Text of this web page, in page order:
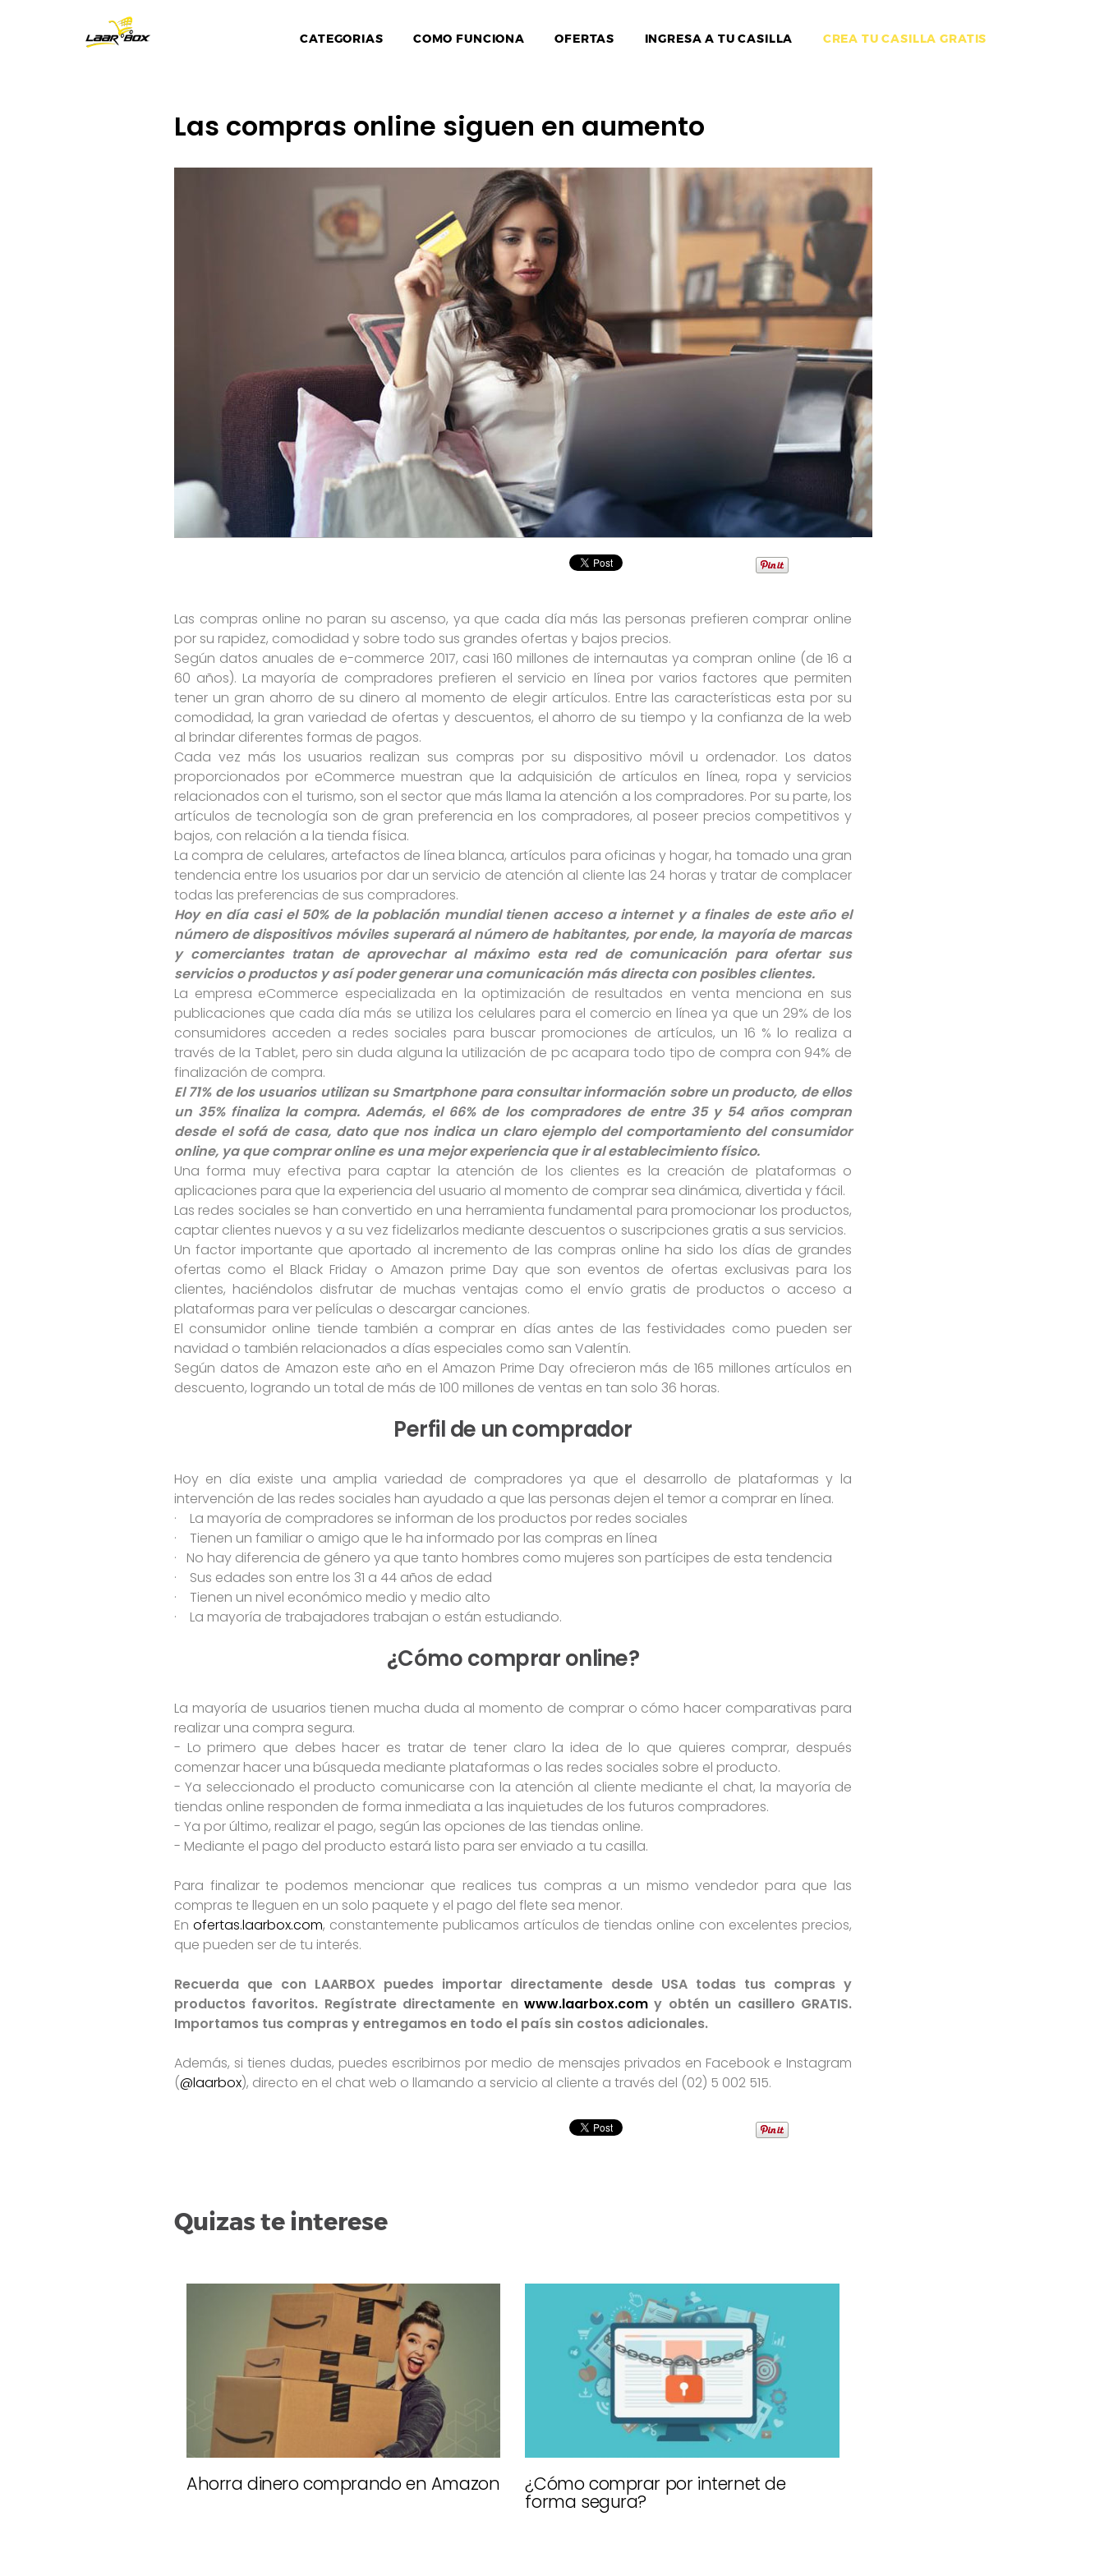
CATEGORIAS COMO FUNCIONA OFERTAS INGRESA A TU CASILLA CREA TU CASILLA GRATIS
Las compras online siguen en aumento
Las compras online no paran su ascenso, ya que cada día más las personas prefieren comprar online
por su rapidez, comodidad y sobre todo sus grandes ofertas y bajos precios.
Según datos anuales de e-commerce 2017, casi 160 millones de internautas ya compran online (de 16 a
60 años). La mayoría de compradores prefieren el servicio en línea por varios factores que permiten
tener un gran ahorro de su dinero al momento de elegir artículos. Entre las características esta por su
comodidad, la gran variedad de ofertas y descuentos, el ahorro de su tiempo y la confianza de la web
al brindar diferentes formas de pagos.
Cada vez más los usuarios realizan sus compras por su dispositivo móvil u ordenador. Los datos
proporcionados por eCommerce muestran que la adquisición de artículos en línea, ropa y servicios
relacionados con el turismo, son el sector que más llama la atención a los compradores. Por su parte, los
artículos de tecnología son de gran preferencia en los compradores, al poseer precios competitivos y
bajos, con relación a la tienda física.
La compra de celulares, artefactos de línea blanca, artículos para oficinas y hogar, ha tomado una gran
tendencia entre los usuarios por dar un servicio de atención al cliente las 24 horas y tratar de complacer
todas las preferencias de sus compradores.
Hoy en día casi el 50% de la población mundial tienen acceso a internet y a finales de este año el
número de dispositivos móviles superará al número de habitantes, por ende, la mayoría de marcas
y comerciantes tratan de aprovechar al máximo esta red de comunicación para ofertar sus
servicios o productos y así poder generar una comunicación más directa con posibles clientes.
La empresa eCommerce especializada en la optimización de resultados en venta menciona en sus
publicaciones que cada día más se utiliza los celulares para el comercio en línea ya que un 29% de los
consumidores acceden a redes sociales para buscar promociones de artículos, un 16 % lo realiza a
través de la Tablet, pero sin duda alguna la utilización de pc acapara todo tipo de compra con 94% de
finalización de compra.
El 71% de los usuarios utilizan su Smartphone para consultar información sobre un producto, de ellos
un 35% finaliza la compra. Además, el 66% de los compradores de entre 35 y 54 años compran
desde el sofá de casa, dato que nos indica un claro ejemplo del comportamiento del consumidor
online, ya que comprar online es una mejor experiencia que ir al establecimiento físico.
Una forma muy efectiva para captar la atención de los clientes es la creación de plataformas o
aplicaciones para que la experiencia del usuario al momento de comprar sea dinámica, divertida y fácil.
Las redes sociales se han convertido en una herramienta fundamental para promocionar los productos,
captar clientes nuevos y a su vez fidelizarlos mediante descuentos o suscripciones gratis a sus servicios.
Un factor importante que aportado al incremento de las compras online ha sido los días de grandes
ofertas como el Black Friday o Amazon prime Day que son eventos de ofertas exclusivas para los
clientes, haciéndolos disfrutar de muchas ventajas como el envío gratis de productos o acceso a
plataformas para ver películas o descargar canciones.
El consumidor online tiende también a comprar en días antes de las festividades como pueden ser
navidad o también relacionados a días especiales como san Valentín.
Según datos de Amazon este año en el Amazon Prime Day ofrecieron más de 165 millones artículos en
descuento, logrando un total de más de 100 millones de ventas en tan solo 36 horas.
Perfil de un comprador
Hoy en día existe una amplia variedad de compradores ya que el desarrollo de plataformas y la
intervención de las redes sociales han ayudado a que las personas dejen el temor a comprar en línea.
· La mayoría de compradores se informan de los productos por redes sociales
· Tienen un familiar o amigo que le ha informado por las compras en línea
· No hay diferencia de género ya que tanto hombres como mujeres son partícipes de esta tendencia
· Sus edades son entre los 31 a 44 años de edad
· Tienen un nivel económico medio y medio alto
· La mayoría de trabajadores trabajan o están estudiando.
¿Cómo comprar online?
La mayoría de usuarios tienen mucha duda al momento de comprar o cómo hacer comparativas para
realizar una compra segura.
- Lo primero que debes hacer es tratar de tener claro la idea de lo que quieres comprar, después
comenzar hacer una búsqueda mediante plataformas o las redes sociales sobre el producto.
- Ya seleccionado el producto comunicarse con la atención al cliente mediante el chat, la mayoría de
tiendas online responden de forma inmediata a las inquietudes de los futuros compradores.
- Ya por último, realizar el pago, según las opciones de las tiendas online.
- Mediante el pago del producto estará listo para ser enviado a tu casilla.
Para finalizar te podemos mencionar que realices tus compras a un mismo vendedor para que las
compras te lleguen en un solo paquete y el pago del flete sea menor.
En ofertas.laarbox.com, constantemente publicamos artículos de tiendas online con excelentes precios,
que pueden ser de tu interés.
Recuerda que con LAARBOX puedes importar directamente desde USA todas tus compras y
productos favoritos. Regístrate directamente en www.laarbox.comy obtén un casillero GRATIS.
Importamos tus compras y entregamos en todo el país sin costos adicionales.
Además, si tienes dudas, puedes escribirnos por medio de mensajes privados en Facebook e Instagram
(@laarbox), directo en el chat web o llamando a servicio al cliente a través del (02) 5 002 515.
Quizas te interese
Ahorra dinero comprando en Amazon ¿Cómo comprar por internet de
forma segura?